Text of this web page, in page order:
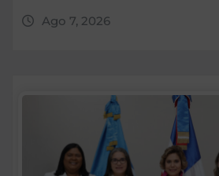
Ago 7, 2026